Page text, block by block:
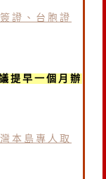
證、台胞證
提早一個月辦
本島專人取